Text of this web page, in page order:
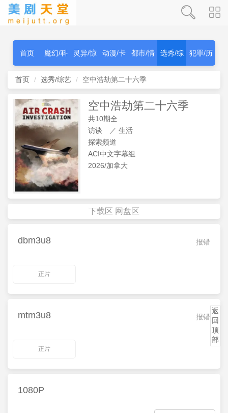
首页 魔幻/科
幻
灵异/惊
秫
动漫/卡
通
都市/情
感
选秀/综 犯罪/历
首页 选秀/综艺 空中浩劫第二十六季
空中浩劫第二十六季
共10期全
访谈
／ 生活
探索频道
ACI中文字幕组
2026/加拿大
下载区 网盘区
报错
dbm3u8
正片
报错
mtm3u8
正片
1080P
返
回
顶
部